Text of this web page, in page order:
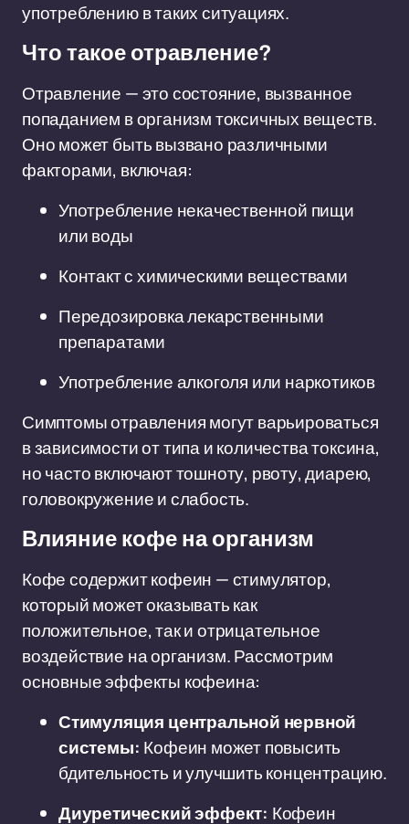
употреблению в таких ситуациях.
Что такое отравление?
Отравление — это состояние, вызванное
попаданием в организм токсичных веществ.
Оно может быть вызвано различными
факторами, включая:
Употребление некачественной пищи
или воды
Контакт с химическими веществами
Передозировка лекарственными
препаратами
Употребление алкоголя или наркотиков
Симптомы отравления могут варьироваться
в зависимости от типа и количества токсина,
но часто включают тошноту, рвоту, диарею,
головокружение и слабость.
Влияние кофе на организм
Кофе содержит кофеин — стимулятор,
который может оказывать как
положительное, так и отрицательное
воздействие на организм. Рассмотрим
основные эффекты кофеина:
Стимуляция центральной нервной
системы: Кофеин может повысить
бдительность и улучшить концентрацию.
Диуретический эффект: Кофеин